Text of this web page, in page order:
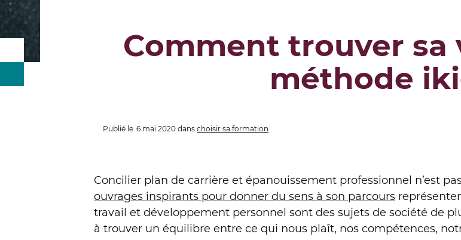
Comment trouver sa
méthode
Publié le 6 mai 2020 danschoisir sa formation
Concilier plan de carrière et épanouissement professionnel n’est
ouvrages inspirants pour donner du sens à son parcours
travail et développement personnel sont des sujets de société de
à trouver un équilibre entre ce qui nous plaît, nos compétences,